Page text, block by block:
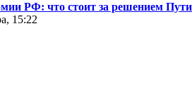
РФ: что стоит за решением
15:22